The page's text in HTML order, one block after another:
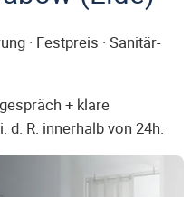
· Festpreis · Sanitär-
+ klare
d. R. innerhalb von 24h.